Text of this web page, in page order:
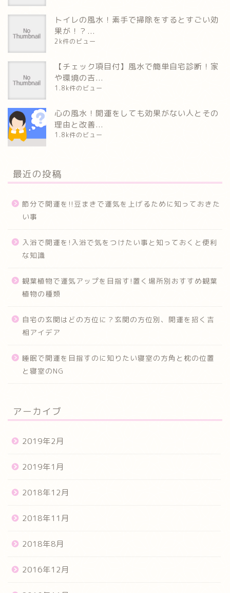
トイレの風水！素手で掃除をするとすごい効
果が！？...
2k件のビュー
【チェック項目付】風水で簡単自宅診断！家
や環境の吉...
1.8k件のビュー
心の風水！開運をしても効果がない人とその
理由と改善...
1.8k件のビュー
最近の投稿
節分で開運を!!豆まきで運気を上げるために知っておきた
い事
入浴で開運を!入浴で気をつけたい事と知っておくと便利
な知識
観葉植物で運気アップを目指す!置く場所別おすすめ観葉
植物の種類
自宅の玄関はどの方位に？玄関の方位別、開運を招く吉
相アイデア
睡眠で開運を目指すのに知りたい寝室の方角と枕の位置
と寝室のNG
アーカイブ
2019年2月
2019年1月
2018年12月
2018年11月
2018年8月
2016年12月